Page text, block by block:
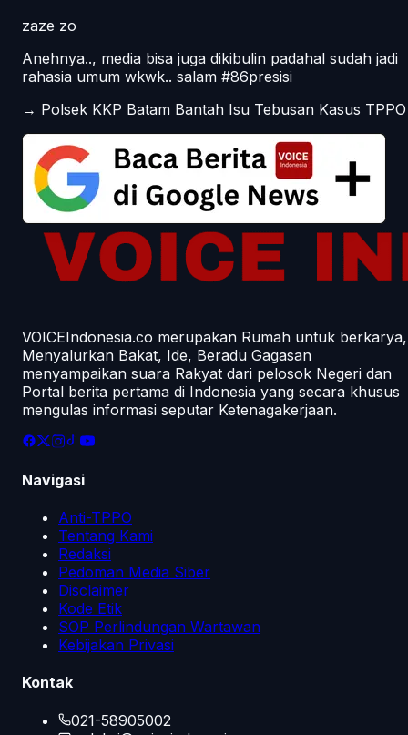
zaze zo
Anehnya.., media bisa juga dikibulin padahal sudah jadi
rahasia umum wkwk.. salam #86presisi
→ Polsek KKP Batam Bantah Isu Tebusan Kasus TPPO
VOICEIndonesia.co merupakan Rumah untuk berkarya,
Menyalurkan Bakat, Ide, Beradu Gagasan
menyampaikan suara Rakyat dari pelosok Negeri dan
Portal berita pertama di Indonesia yang secara khusus
mengulas informasi seputar Ketenagakerjaan.
Navigasi
Anti-TPPO
Tentang Kami
Redaksi
Pedoman Media Siber
Disclaimer
Kode Etik
SOP Perlindungan Wartawan
Kebijakan Privasi
Kontak
021-58905002